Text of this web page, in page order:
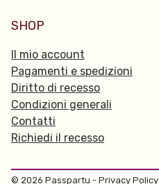
SHOP
Il mio account
Pagamenti e spedizioni
Diritto di recesso
Condizioni generali
Contatti
Richiedi il recesso
© 2026 Passpartu - Privacy Policy